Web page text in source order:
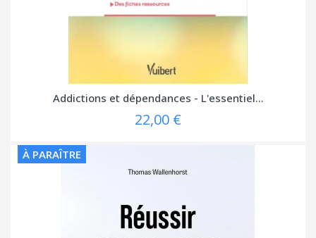
Addictions et dépendances - L'essentiel...
22,00 €
À PARAÎTRE